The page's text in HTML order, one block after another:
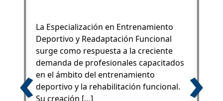
La Especialización en Entrenamiento
Deportivo y Readaptación Funcional
surge como respuesta a la creciente
demanda de profesionales capacitados
en el ámbito del entrenamiento
deportivo y la rehabilitación funcional.
Su creación […]
‹ ›